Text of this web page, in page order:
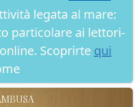
legata al mare:
particolare ai lettori-
Scoprirte qui